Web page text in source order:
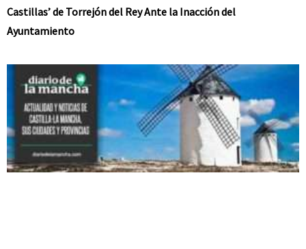
Castillas’ de Torrejón del Rey Ante la Inacción del
Ayuntamiento